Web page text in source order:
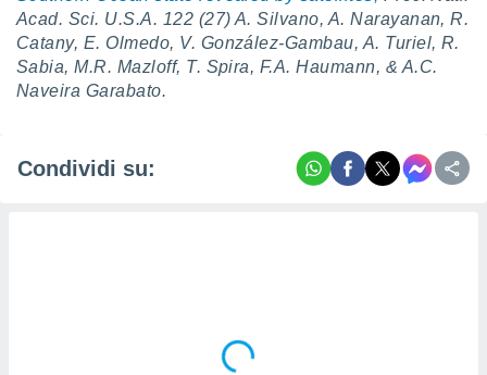
Acad. Sci. U.S.A. 122 (27) A. Silvano, A. Narayanan, R.
Catany, E. Olmedo, V. González‐Gambau, A. Turiel, R.
Sabia, M.R. Mazloff, T. Spira, F.A. Haumann, & A.C.
Naveira Garabato.
Condividi su: